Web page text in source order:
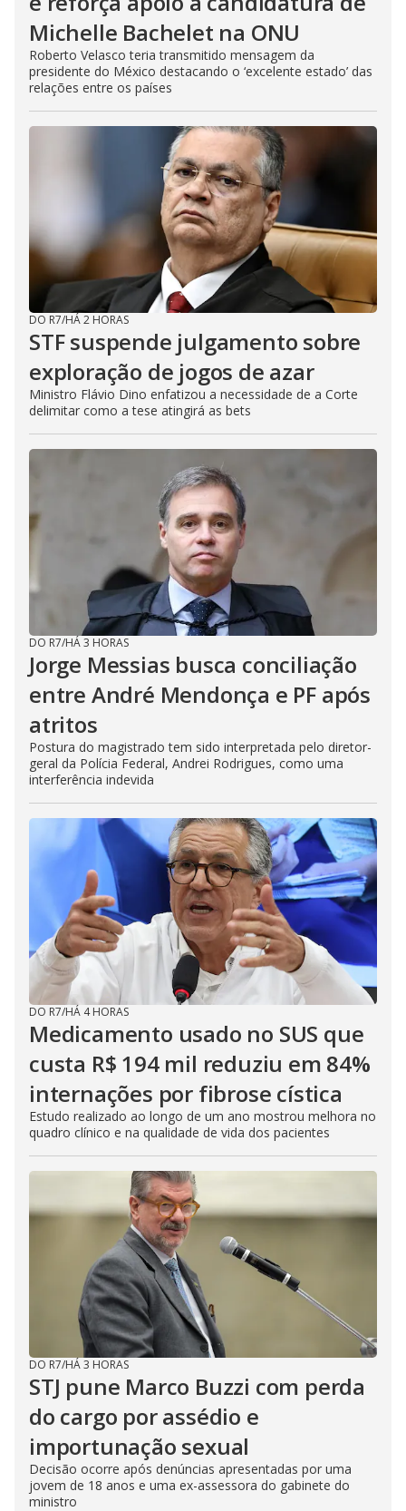
Michelle Bachelet na ONU
Roberto Velasco teria transmitido mensagem da
presidente do México destacando o ‘excelente estado’ das
relações entre os países
DO R7/HÁ 2 HORAS
STF suspende julgamento sobre
exploração de jogos de azar
Ministro Flávio Dino enfatizou a necessidade de a Corte
delimitar como a tese atingirá as bets
DO R7/HÁ 3 HORAS
Jorge Messias busca conciliação
entre André Mendonça e PF após
atritos
Postura do magistrado tem sido interpretada pelo diretor-
geral da Polícia Federal, Andrei Rodrigues, como uma
interferência indevida
DO R7/HÁ 4 HORAS
Medicamento usado no SUS que
custa R$ 194 mil reduziu em 84%
internações por fibrose cística
Estudo realizado ao longo de um ano mostrou melhora no
quadro clínico e na qualidade de vida dos pacientes
DO R7/HÁ 3 HORAS
STJ pune Marco Buzzi com perda
do cargo por assédio e
importunação sexual
Decisão ocorre após denúncias apresentadas por uma
jovem de 18 anos e uma ex-assessora do gabinete do
ministro